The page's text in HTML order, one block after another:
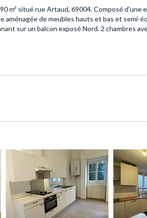
m² situé rue Artaud, 69004. Composé d'une
aménagée de meubles hauts et bas et semi-
sur un balcon exposé Nord. 2 chambres